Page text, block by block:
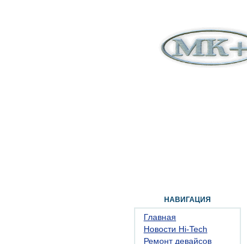
НАВИГАЦИЯ
Главная
Новости Hi-Tech
Ремонт девайсов